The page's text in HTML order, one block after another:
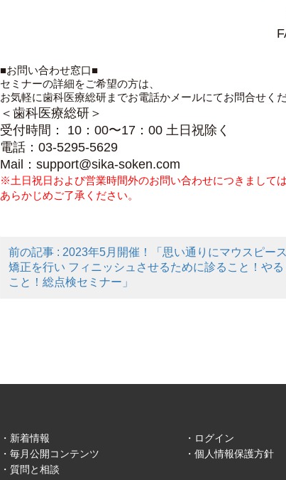
■お問い合わせ窓口■
セミナーの詳細をご希望の方は、
お気軽に歯科医療総研までお電話かメールにてお問合せくだ
＜歯科医療総研＞
受付時間： 10：00〜17：00 土日祝除く
電話：03-5295-5629
Mail：support@sika-soken.com
※土日祝日および営業時間外のお問い合わせにつきまして
あらかじめご了承ください。
前の記事 : 2023年5月開催！「思い通りにマウスピース
矯正を行い フィニッシュさせるために診ること！やる
こと！総点検セミナー」
新着情報
毎月公開コンテンツ
質問と相談
ログイン
個人情報保護方針